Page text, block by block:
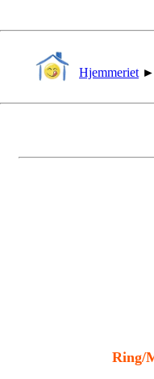
Hjemmeriet ►
Ring/